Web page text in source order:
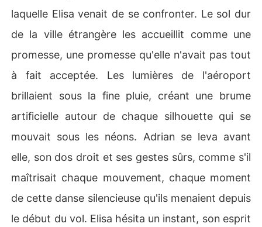
laquelle Elisa venait de se confronter. Le sol dur
de la ville étrangère les accueillit comme une
promesse, une promesse qu'elle n'avait pas tout
à fait acceptée. Les lumières de l'aéroport
brillaient sous la fine pluie, créant une brume
artificielle autour de chaque silhouette qui se
mouvait sous les néons. Adrian se leva avant
elle, son dos droit et ses gestes sûrs, comme s'il
maîtrisait chaque mouvement, chaque moment
de cette danse silencieuse qu'ils menaient depuis
le début du vol. Elisa hésita un instant, son esprit